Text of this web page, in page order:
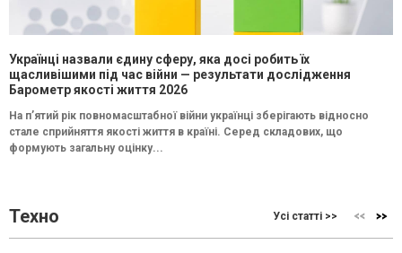
Українці назвали єдину сферу, яка досі робить їх
щасливішими під час війни — результати дослідження
Барометр якості життя 2026
На п’ятий рік повномасштабної війни українці зберігають відносно
стале сприйняття якості життя в країні. Серед складових, що
формують загальну оцінку...
Техно Усі статті >>